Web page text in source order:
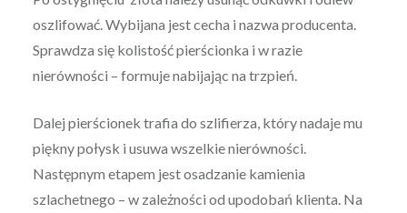
oszlifować. Wybijana jest cecha i nazwa producenta.
Sprawdza się kolistość pierścionka i w razie
nierówności – formuje nabijając na trzpień.
Dalej pierścionek trafia do szlifierza, który nadaje mu
piękny połysk i usuwa wszelkie nierówności.
Następnym etapem jest osadzanie kamienia
szlachetnego – w zależności od upodobań klienta. Na